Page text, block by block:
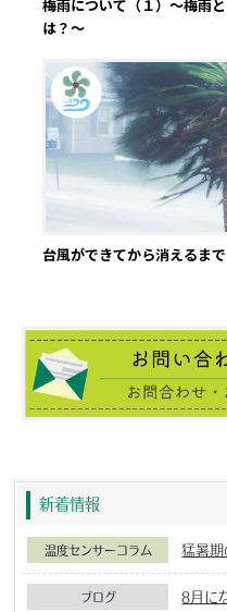
梅雨について（１）～梅雨と
は？～
台風ができてから消えるまで
新着情報
温度センサーコラム 猛暑
ブログ 8月に